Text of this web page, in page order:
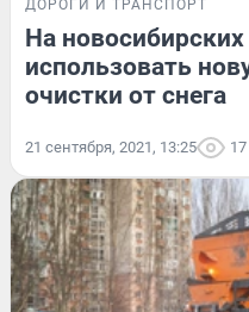
ДОРОГИ И ТРАНСПОРТ
На
использовать
очистки от снега
21 сентября, 2021, 13:25